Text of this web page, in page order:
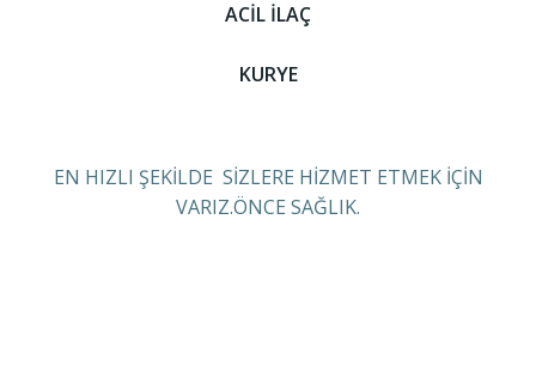
ACİL İLAÇ
KURYE
EN HIZLI ŞEKİLDE SİZLERE HİZMET ETMEK İÇİN
VARIZ.ÖNCE SAĞLIK.